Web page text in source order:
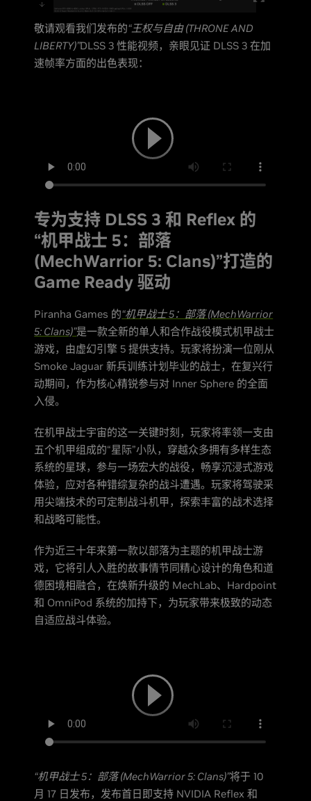
敬请观看我们发布的“王权与自由 (THRONE AND
LIBERTY)”DLSS 3 性能视频，亲眼见证 DLSS 3 在加
速帧率方面的出色表现：
专为支持 DLSS 3 和 Reflex 的
“机甲战士 5：部落
(MechWarrior 5: Clans)”打造的
Game Ready 驱动
Piranha Games 的“机甲战士 5：部落 (MechWarrior
5: Clans)”是一款全新的单人和合作战役模式机甲战士
游戏，由虚幻引擎 5 提供支持。玩家将扮演一位刚从
Smoke Jaguar 新兵训练计划毕业的战士，在复兴行
动期间，作为核心精锐参与对 Inner Sphere 的全面
入侵。
在机甲战士宇宙的这一关键时刻，玩家将率领一支由
五个机甲组成的“星际”小队，穿越众多拥有多样生态
系统的星球，参与一场宏大的战役，畅享沉浸式游戏
体验，应对各种错综复杂的战斗遭遇。玩家将驾驶采
用尖端技术的可定制战斗机甲，探索丰富的战术选择
和战略可能性。
作为近三十年来第一款以部落为主题的机甲战士游
戏，它将引人入胜的故事情节同精心设计的角色和道
德困境相融合，在焕新升级的 MechLab、Hardpoint
和 OmniPod 系统的加持下，为玩家带来极致的动态
自适应战斗体验。
“机甲战士 5：部落 (MechWarrior 5: Clans)”将于 10
月 17 日发布，发布首日即支持 NVIDIA Reflex 和